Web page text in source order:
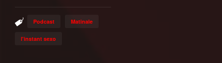
Podcast Matinale
l'instant sexo